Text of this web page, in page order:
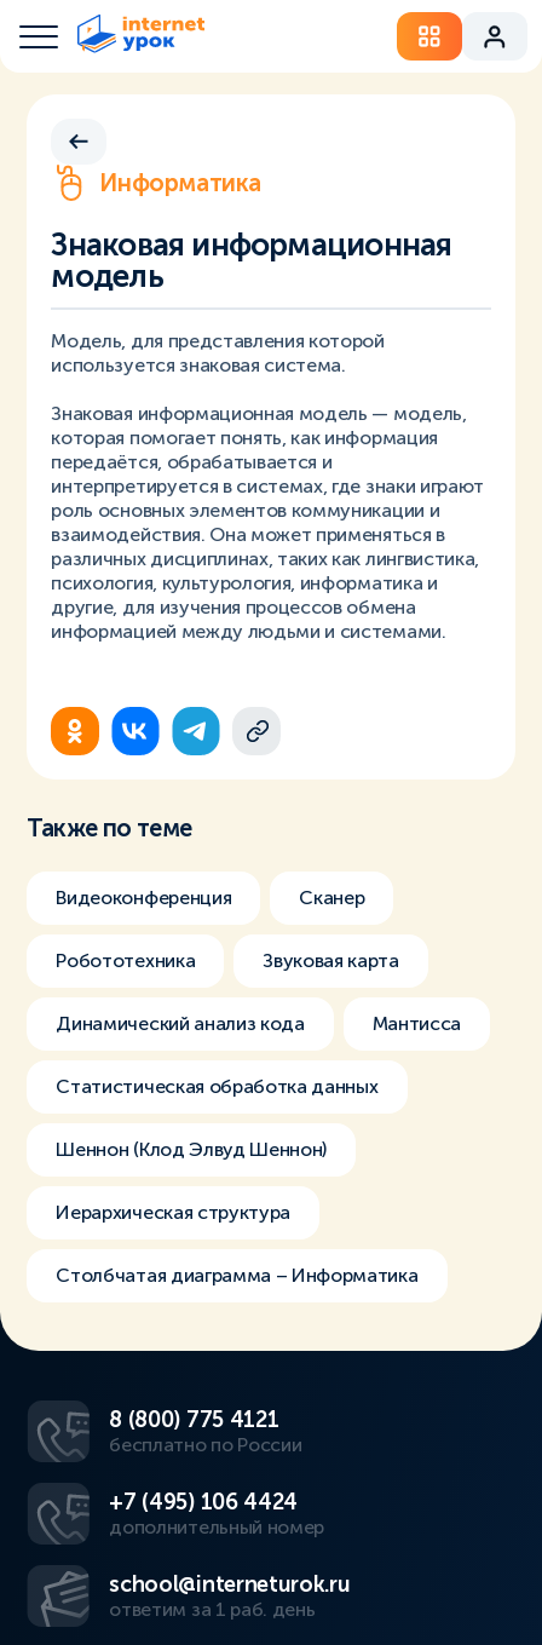
Информатика
Знаковая информационная
модель
Модель, для представления которой
используется знаковая система.
Знаковая информационная модель — модель,
которая помогает понять, как информация
передаётся, обрабатывается и
интерпретируется в системах, где знаки играют
роль основных элементов коммуникации и
взаимодействия. Она может применяться в
различных дисциплинах, таких как лингвистика,
психология, культурология, информатика и
другие, для изучения процессов обмена
информацией между людьми и системами.
Также по теме
Видеоконференция Сканер
Робототехника Звуковая карта
Динамический анализ кода Мантисса
Статистическая обработка данных
Шеннон (Клод Элвуд Шеннон)
Иерархическая структура
Столбчатая диаграмма – Информатика
8 (800) 775 4121
бесплатно по России
+7 (495) 106 4424
дополнительный номер
school@interneturok.ru
ответим за 1 раб. день